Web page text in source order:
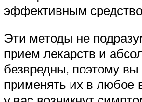
эффективным
Эти методы не
прием лекарств и
безвредны, поэтому
применять их в любое